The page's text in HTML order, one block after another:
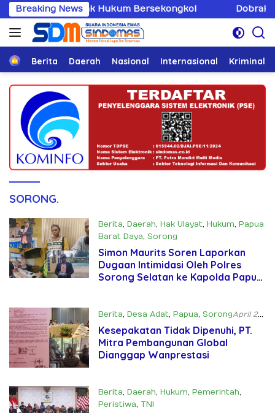
Langsung
ke
konten
Breaking News
Penegak Hukum Bersekongkol Dobrak Imunitas
HomeBerita Daerah Nasional Internasional Kriminal
SORONG.
Berita, Daerah, Hak Ulayat, Hukum, Papua
Barat Daya, Sorong
Mei 14, 2025
Simon Maurits Soren Laporkan
Dugaan Intimidasi Oleh Polres
Sorong Selatan ke Kapolda Papua
Berita, Desa Adat, Papua, SorongApril 27,
2025
Kesepakatan Tidak Dipenuhi, PT.
Mitra Pembangunan Global
Dianggap Wanprestasi
Berita, Daerah, Hukum, Pemerintah,
Peristiwa, TNI